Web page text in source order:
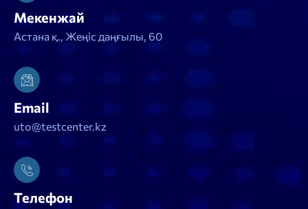
Мекенжай
Астана қ., Жеңіс даңғылы, 60
Email
uto@testcenter.kz
Телефон